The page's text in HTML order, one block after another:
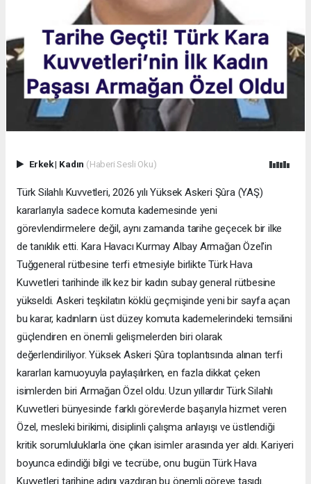
Erkek| Kadın (Haberi Sesli Oku)
Türk Silahlı Kuvvetleri, 2026 yılı Yüksek Askeri Şûra (YAŞ)
kararlarıyla sadece komuta kademesinde yeni
görevlendirmelere değil, aynı zamanda tarihe geçecek bir ilke
de tanıklık etti. Kara Havacı Kurmay Albay Armağan Özel'in
Tuğgeneral rütbesine terfi etmesiyle birlikte Türk Hava
Kuvvetleri tarihinde ilk kez bir kadın subay general rütbesine
yükseldi. Askeri teşkilatın köklü geçmişinde yeni bir sayfa açan
bu karar, kadınların üst düzey komuta kademelerindeki temsilini
güçlendiren en önemli gelişmelerden biri olarak
değerlendiriliyor. Yüksek Askeri Şûra toplantısında alınan terfi
kararları kamuoyuyla paylaşılırken, en fazla dikkat çeken
isimlerden biri Armağan Özel oldu. Uzun yıllardır Türk Silahlı
Kuvvetleri bünyesinde farklı görevlerde başarıyla hizmet veren
Özel, mesleki birikimi, disiplinli çalışma anlayışı ve üstlendiği
kritik sorumluluklarla öne çıkan isimler arasında yer aldı. Kariyeri
boyunca edindiği bilgi ve tecrübe, onu bugün Türk Hava
Kuvvetleri tarihine adını yazdıran bu önemli göreve taşıdı.